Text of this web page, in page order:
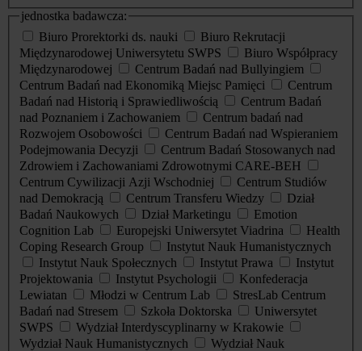
jednostka badawcza:
Biuro Prorektorki ds. nauki
Biuro Rekrutacji
Międzynarodowej Uniwersytetu SWPS
Biuro Współpracy
Międzynarodowej
Centrum Badań nad Bullyingiem
Centrum Badań nad Ekonomiką Miejsc Pamięci
Centrum
Badań nad Historią i Sprawiedliwością
Centrum Badań
nad Poznaniem i Zachowaniem
Centrum badań nad
Rozwojem Osobowości
Centrum Badań nad Wspieraniem
Podejmowania Decyzji
Centrum Badań Stosowanych nad
Zdrowiem i Zachowaniami Zdrowotnymi CARE-BEH
Centrum Cywilizacji Azji Wschodniej
Centrum Studiów
nad Demokracją
Centrum Transferu Wiedzy
Dział
Badań Naukowych
Dział Marketingu
Emotion
Cognition Lab
Europejski Uniwersytet Viadrina
Health
Coping Research Group
Instytut Nauk Humanistycznych
Instytut Nauk Społecznych
Instytut Prawa
Instytut
Projektowania
Instytut Psychologii
Konfederacja
Lewiatan
Młodzi w Centrum Lab
StresLab Centrum
Badań nad Stresem
Szkoła Doktorska
Uniwersytet
SWPS
Wydział Interdyscyplinarny w Krakowie
Wydział Nauk Humanistycznych
Wydział Nauk